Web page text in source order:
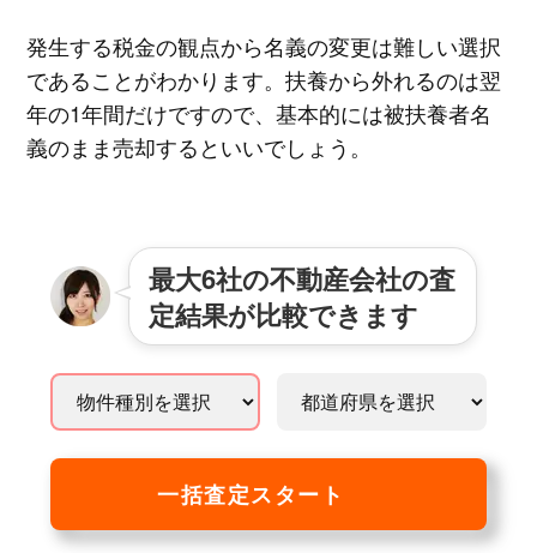
発生する税金の観点から名義の変更は難しい選択
であることがわかります。扶養から外れるのは翌
年の1年間だけですので、基本的には被扶養者名
義のまま売却するといいでしょう。
最大6社の不動産会社の査
定結果が比較できます
一括査定スタート